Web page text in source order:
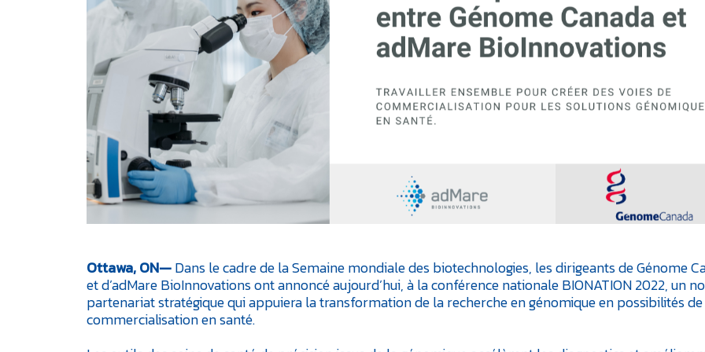
Ottawa, ON—Dans le cadre de la Semaine mondiale des biotechnologies, les dirigeants de Génome
et d’adMare BioInnovations ont annoncé aujourd’hui, à la conférence nationale BIONATION 2022, un
partenariat stratégique qui appuiera la transformation de la recherche en génomique en possibilités de
commercialisation en santé.